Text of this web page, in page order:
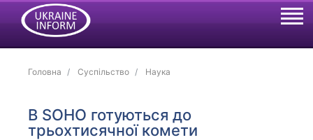
Головна Суспільство Наука
В SOHO готуються до
трьохтисячної комети